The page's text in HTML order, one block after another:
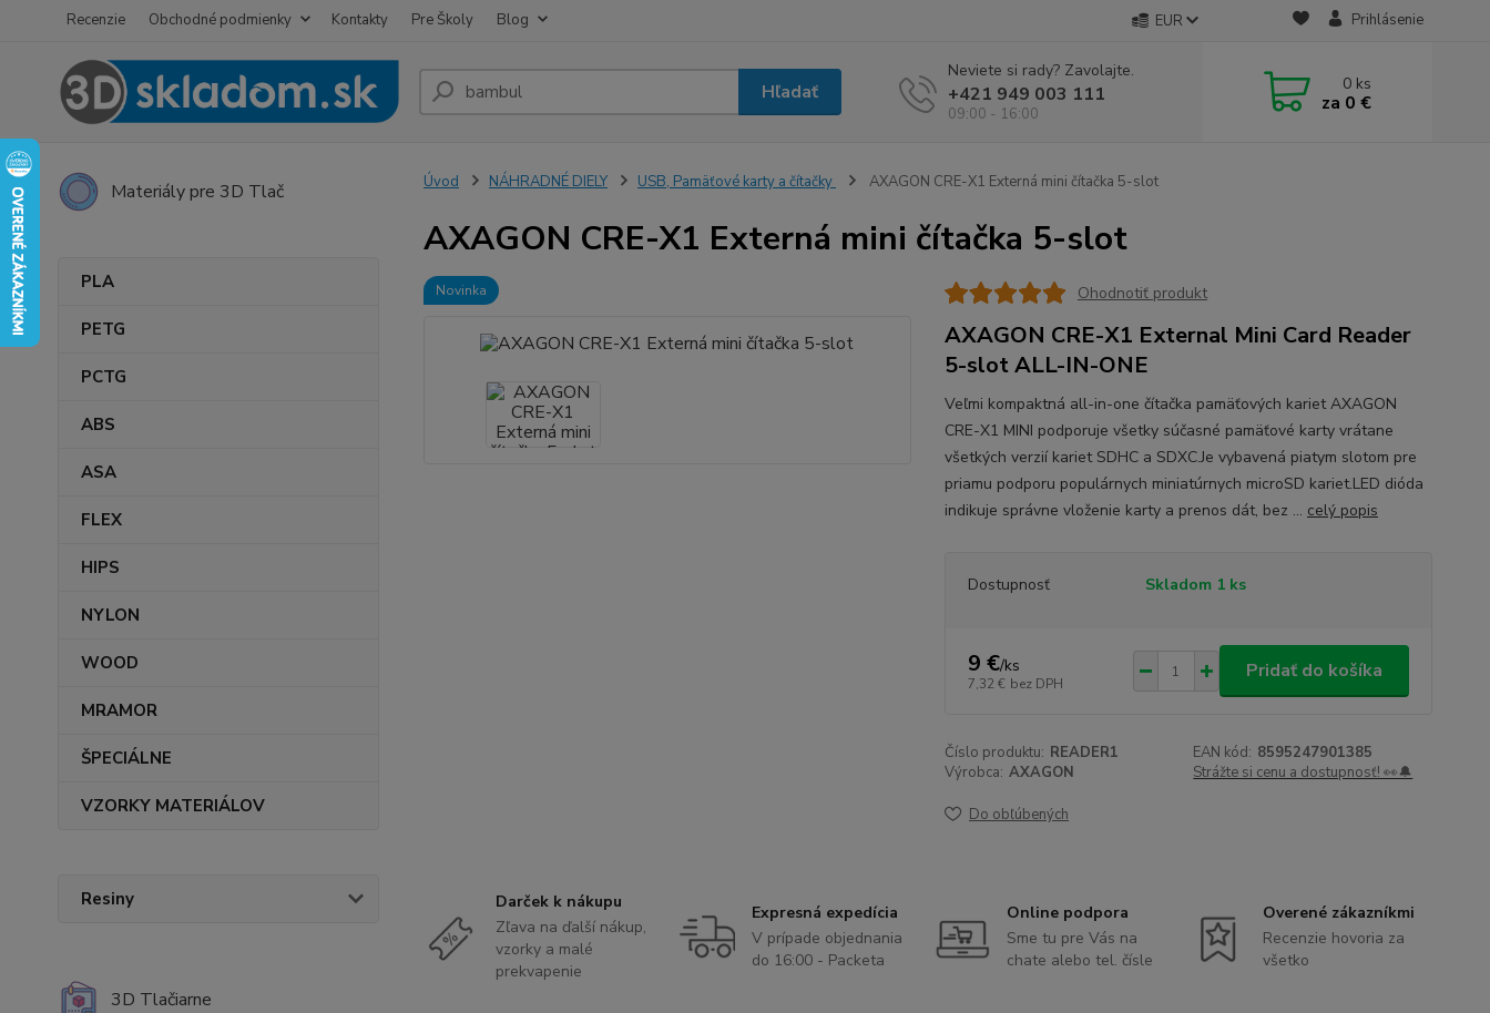
Recenzie Obchodné podmienky Kontakty Pre Školy Blog EUR Prihlásenie
Hľadať
Neviete si rady? Zavolajte.
+421 949 003 111
09:00 - 16:00
0 ks
za 0 €
Materiály pre 3D Tlač
PLA
PETG
PCTG
ABS
ASA
FLEX
HIPS
NYLON
WOOD
MRAMOR
ŠPECIÁLNE
VZORKY MATERIÁLOV
Resiny
3D Tlačiarne
Úvod NÁHRADNÉ DIELY USB, Pamäťové karty a čítačky AXAGON CRE-X1 Externá mini čítačka 5-slot
AXAGON CRE-X1 Externá mini čítačka 5-slot
Novinka Ohodnotiť produkt
AXAGON CRE-X1 External Mini Card Reader
5-slot ALL-IN-ONE
Veľmi kompaktná all-in-one čítačka pamäťových kariet AXAGON
CRE-X1 MINI podporuje všetky súčasné pamäťové karty vrátane
všetkých verzií kariet SDHC a SDXC.Je vybavená piatym slotom pre
priamu podporu populárnych miniatúrnych microSD kariet.LED dióda
indikuje správne vloženie karty a prenos dát, bez ... celý popis
Dostupnosť Skladom 1 ks
9 €/ks
7,32 € bez DPH
Pridať do košíka
Číslo produktu: READER1 EAN kód: 8595247901385
Výrobca: AXAGON Strážte si cenu a dostupnosť! 👀🔔
Do obľúbených
Darček k nákupu
Zľava na ďalší nákup,
vzorky a malé
prekvapenie
Expresná expedícia
V prípade objednania
do 16:00 - Packeta
Online podpora
Sme tu pre Vás na
chate alebo tel. čísle
Overené zákazníkmi
Recenzie hovoria za
všetko